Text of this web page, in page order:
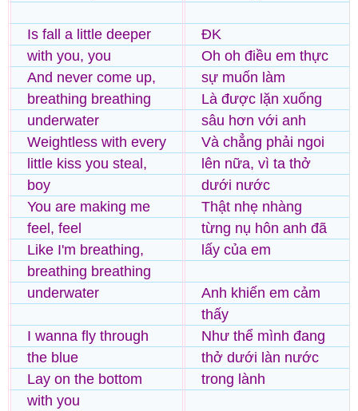
Is fall a little deeper
with you, you
And never come up,
breathing breathing
underwater
Weightless with every
little kiss you steal,
boy
You are making me
feel, feel
Like I'm breathing,
breathing breathing
underwater
I wanna fly through
the blue
Lay on the bottom
with you
ĐK
Oh oh điều em thực
sự muốn làm
Là được lặn xuống
sâu hơn với anh
Và chẳng phải ngoi
lên nữa, vì ta thở
dưới nước
Thật nhẹ nhàng
từng nụ hôn anh đã
lấy của em
Anh khiến em cảm
thấy
Như thể mình đang
thở dưới làn nước
trong lành